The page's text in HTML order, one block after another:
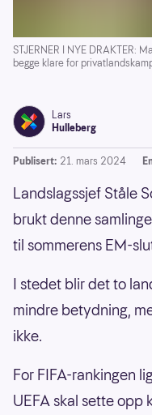
STJERNER I NYE DRAKTER:
begge klare for
Lars
Hulleberg
Publisert: 21. mars 2024
Landslagssjef Ståle
brukt denne
til sommerens EM-
I stedet blir det to
mindre betydning,
ikke.
For FIFA-rankingen
UEFA skal sette opp